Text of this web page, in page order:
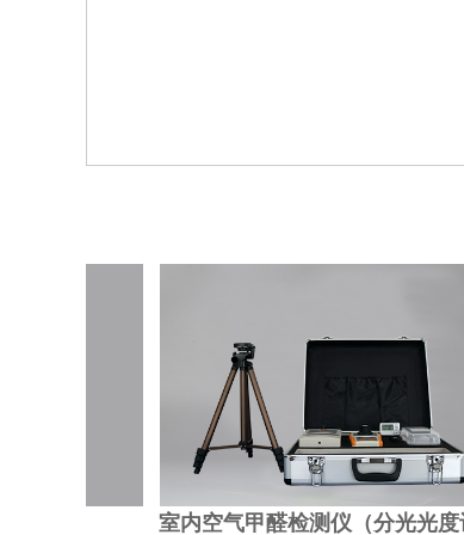
室内空气甲醛检测仪（分光光度计）